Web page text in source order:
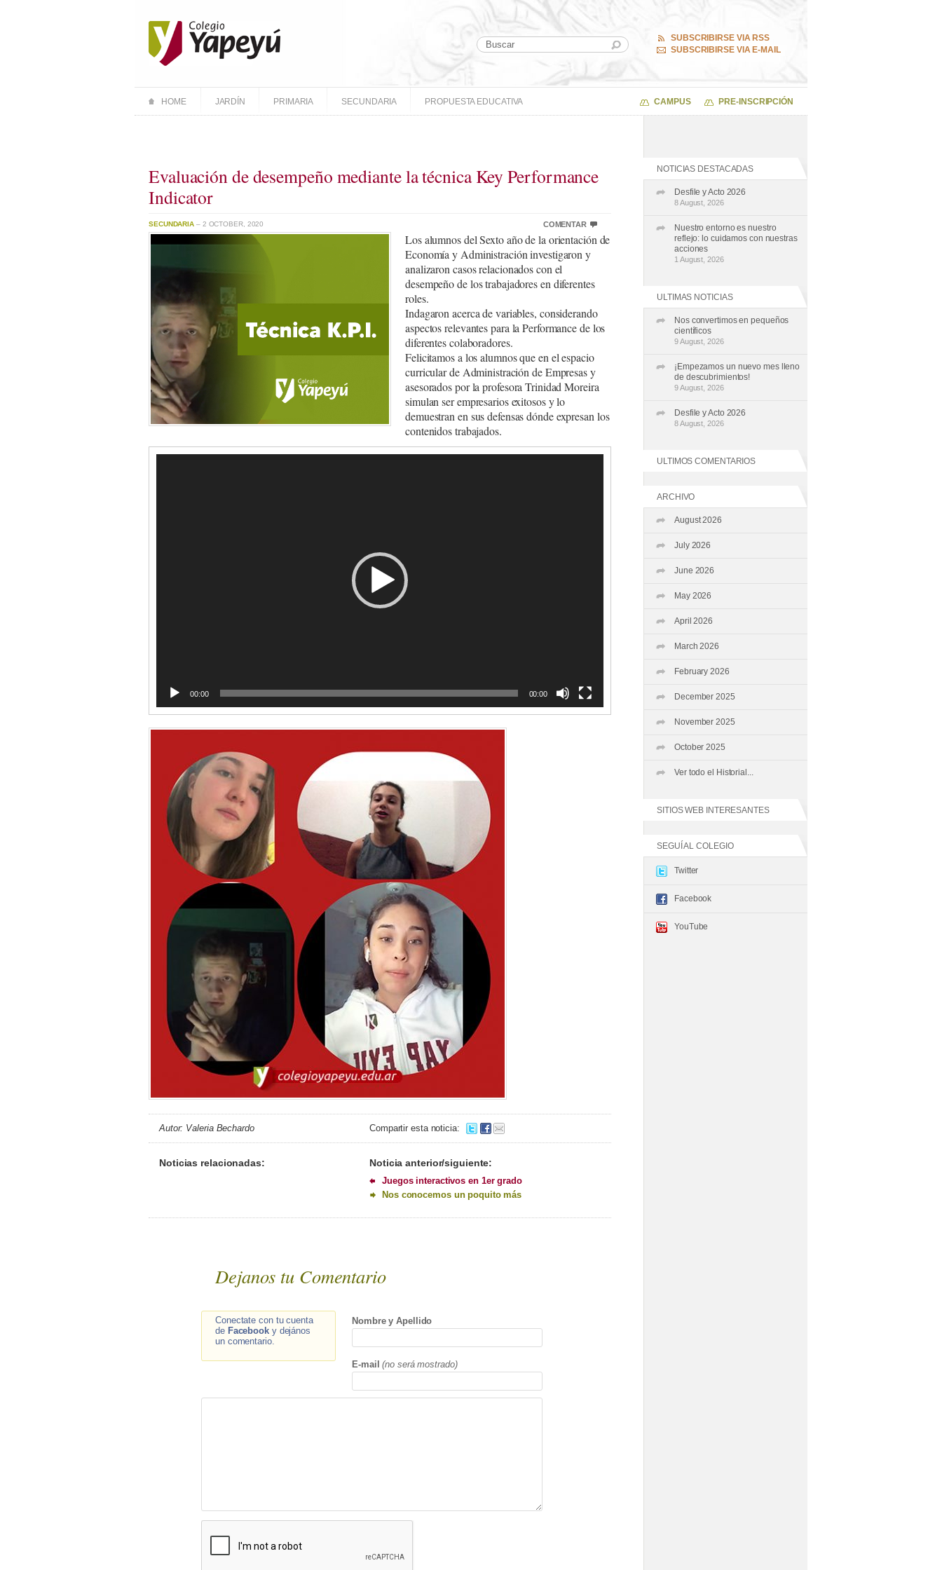
SUBSCRIBIRSE VIA RSS
SUBSCRIBIRSE VIA E-MAIL
HOME JARDÍN PRIMARIA SECUNDARIA PROPUESTA EDUCATIVA CAMPUS PRE-INSCRIPCIÓN
Evaluación de desempeño mediante la técnica Key Performance
Indicator
SECUNDARIA – 2 OCTOBER, 2020 COMENTAR
Los alumnos del Sexto año de la orientación de
Economía y Administración investigaron y
analizaron casos relacionados con el
desempeño de los trabajadores en diferentes
roles.
Indagaron acerca de variables, considerando
aspectos relevantes para la Performance de los
diferentes colaboradores.
Felicitamos a los alumnos que en el espacio
curricular de Administración de Empresas y
asesorados por la profesora Trinidad Moreira
simulan ser empresarios exitosos y lo
demuestran en sus defensas dónde expresan los
contenidos trabajados.
00:00 00:00
Autor: Valeria Bechardo Compartir esta noticia:
Noticias relacionadas: Noticia anterior/siguiente:
Juegos interactivos en 1er grado
Nos conocemos un poquito más
Dejanos tu Comentario
Conectate con tu cuenta
de Facebooky dejános
un comentario.
Nombre y Apellido
E-mail (no será mostrado)
NOTICIAS DESTACADAS
Desfile y Acto 2026
8 August, 2026
Nuestro entorno es nuestro
reflejo: lo cuidamos con nuestras
acciones
1 August, 2026
ULTIMAS NOTICIAS
Nos convertimos en pequeños
científicos
9 August, 2026
¡Empezamos un nuevo mes lleno
de descubrimientos!
9 August, 2026
Desfile y Acto 2026
8 August, 2026
ULTIMOS COMENTARIOS
ARCHIVO
August 2026
July 2026
June 2026
May 2026
April 2026
March 2026
February 2026
December 2025
November 2025
October 2025
Ver todo el Historial...
SITIOS WEB INTERESANTES
SEGUÍ AL COLEGIO
Twitter
Facebook
YouTube